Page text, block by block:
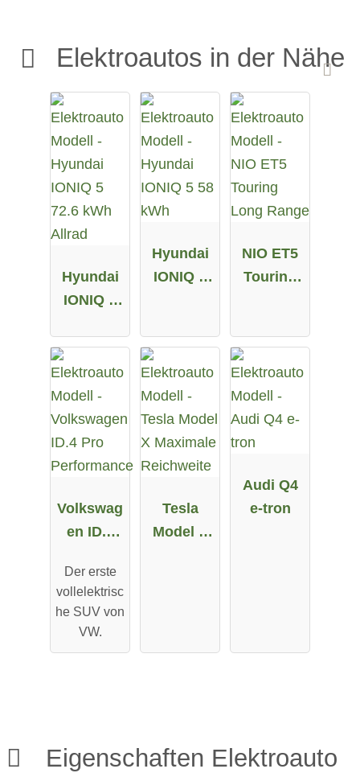
Elektroautos in der Nähe
Hyundai
IONIQ 5
Allrad
Hyundai
IONIQ 5
NIO ET5
Touring
Volkswag
en ID.4
Performa
nce
Der erste
vollelektrisc
he SUV von
VW.
Tesla
Model X
Audi Q4
e-tron
Eigenschaften Elektroauto